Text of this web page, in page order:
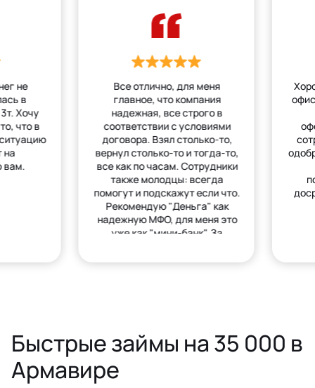
не
в
Хочу
что в
на
вам.
Все отлично, для меня
главное, что компания
надежная, все строго в
соответствии с условиями
договора. Взял столько-то,
вернул столько-то и тогда-то,
все как по часам. Сотрудники
также молодцы: всегда
помогут и подскажут если что.
Рекомендую "Деньга" как
надежную МФО, для меня это
уже как "мини-банк". За
Быстрые займы на 35 000 в
Армавире